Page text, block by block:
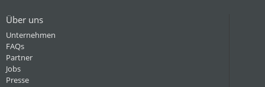
Über uns
Unternehmen
FAQs
Partner
Jobs
Presse